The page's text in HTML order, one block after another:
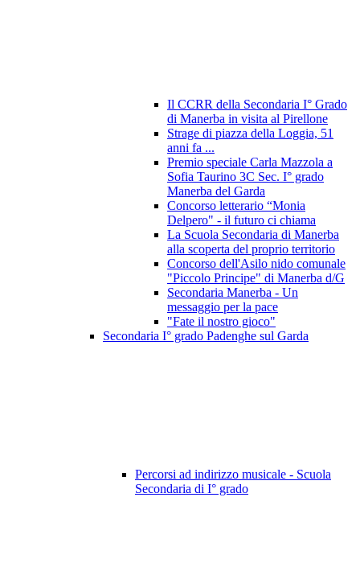
Il CCRR della Secondaria I° Grado
di Manerba in visita al Pirellone
Strage di piazza della Loggia, 51
anni fa ...
Premio speciale Carla Mazzola a
Sofia Taurino 3C Sec. I° grado
Manerba del Garda
Concorso letterario “Monia
Delpero" - il futuro ci chiama
La Scuola Secondaria di Manerba
alla scoperta del proprio territorio
Concorso dell'Asilo nido comunale
"Piccolo Principe" di Manerba d/G
Secondaria Manerba - Un
messaggio per la pace
"Fate il nostro gioco"
Secondaria I° grado Padenghe sul Garda
Percorsi ad indirizzo musicale - Scuola
Secondaria di I° grado